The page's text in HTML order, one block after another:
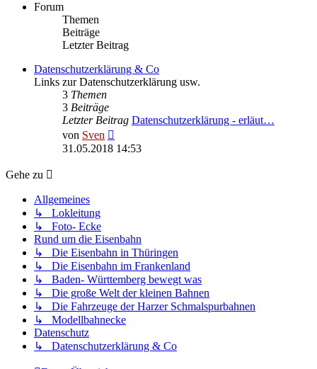
Forum
Themen
Beiträge
Letzter Beitrag
Datenschutzerklärung & Co
Links zur Datenschutzerklärung usw.
3 Themen
3 Beiträge
Letzter Beitrag Datenschutzerklärung - erläut…
von Sven
Beitrag
31.05.2018 14:53
Gehe zu
Allgemeines
↳ Lokleitung
↳ Foto- Ecke
Rund um die Eisenbahn
↳ Die Eisenbahn in Thüringen
↳ Die Eisenbahn im Frankenland
↳ Baden- Württemberg bewegt was
↳ Die große Welt der kleinen Bahnen
↳ Die Fahrzeuge der Harzer Schmalspurbahnen
↳ Modellbahnecke
Datenschutz
↳ Datenschutzerklärung & Co